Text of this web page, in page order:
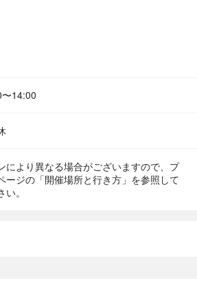
14:00
により異なる場合がございますので、プ
ージの「開催場所と行き方」を参照して
い。